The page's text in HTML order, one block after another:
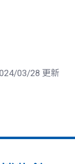
03/28 更新